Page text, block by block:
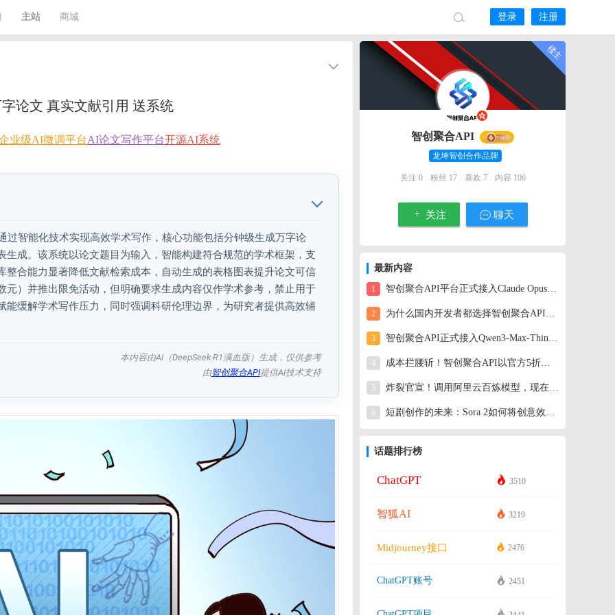
主站 商城 登录 注册
论文 真实文献引用 送系统
业级AI微调平台AI论文写作平台开源AI系统
过智能化技术实现高效学术写作，核心功能包括分钟级生成万字论
成。该系统以论文题目为输入，智能构建符合规范的学术框架，支
合能力显著降低文献检索成本，自动生成的表格图表提升论文可信
）并推出限免活动，但明确要求生成内容仅作学术参考，禁止用于
缓解学术写作压力，同时强调科研伦理边界，为研究者提供高效辅
本内容由AI（DeepSeek-R1满血版）生成，仅供参考
由智创聚合API提供AI技术支持
智创聚合API
龙坤智创合作品牌
关注 0| 粉丝 17| 喜欢 7| 内容 106
关注 聊天
最新内容
1 智创聚合API平台正式接入Claude Opus 4.6：一美元解锁百万级上下文的智能体
2 为什么国内开发者都选择智创聚合API？一个答案就够了
3 智创聚合API正式接入Qwen3-Max-Thinking
4 成本拦腰斩！智创聚合API以官方5折价格上线Kimi K2.5模型
5 炸裂官宣！调用阿里云百炼模型，现在只需官方半价！
6 短剧创作的未来：Sora 2如何将创意效率提升100倍？
话题排行榜
ChatGPT 3510
智狐AI 3219
Midjourney接口 2476
ChatGPT账号 2451